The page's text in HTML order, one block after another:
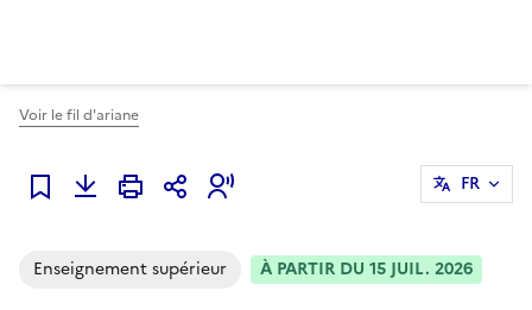
Voir le fil d'ariane
Ajouter à mes alertes
FR
Enseignement supérieur À PARTIR DU 15 JUIL. 2026